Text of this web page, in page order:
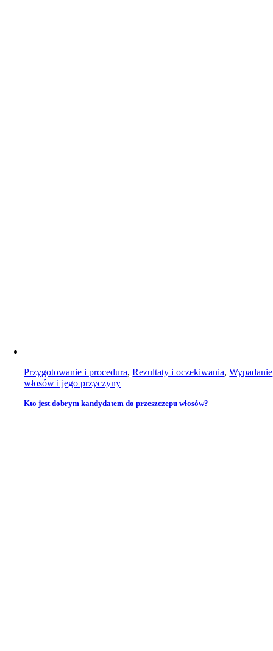
Przygotowanie i procedura,Rezultaty i oczekiwania,Wypadanie
włosów i jego przyczyny
Kto jest dobrym kandydatem do przeszczepu włosów?